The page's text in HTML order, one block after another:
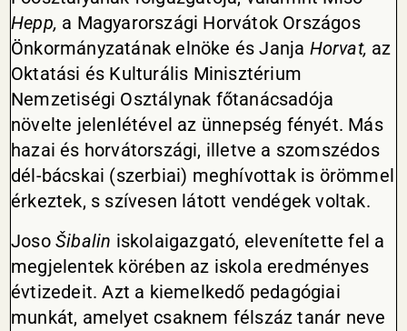
Hepp, a Magyarországi Horvátok Országos
Önkormányzatának elnöke és Janja Horvat, az
Oktatási és Kulturális Minisztérium
Nemzetiségi Osztálynak főtanácsadója
növelte jelenlétével az ünnepség fényét. Más
hazai és horvátországi, illetve a szomszédos
dél-bácskai (szerbiai) meghívottak is örömmel
érkeztek, s szívesen látott vendégek voltak.
Joso Šibalin iskolaigazgató, elevenítette fel a
megjelentek körében az iskola eredményes
évtizedeit. Azt a kiemelkedő pedagógiai
munkát, amelyet csaknem félszáz tanár neve